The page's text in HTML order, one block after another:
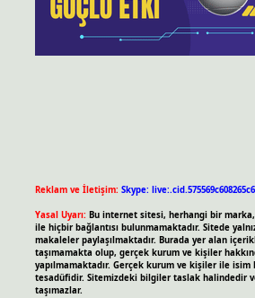
Reklam ve İletişim: Skype:
Yasal Uyarı: Bu internet sitesi, herhangi bir
ile hiçbir bağlantısı bulunmamaktadır. Sitede
makaleler paylaşılmaktadır. Burada yer alan
taşımamakta olup, gerçek kurum ve kişiler
yapılmamaktadır. Gerçek kurum ve kişiler ile
tesadüfidir. Sitemizdeki bilgiler taslak halindedir
taşımazlar.